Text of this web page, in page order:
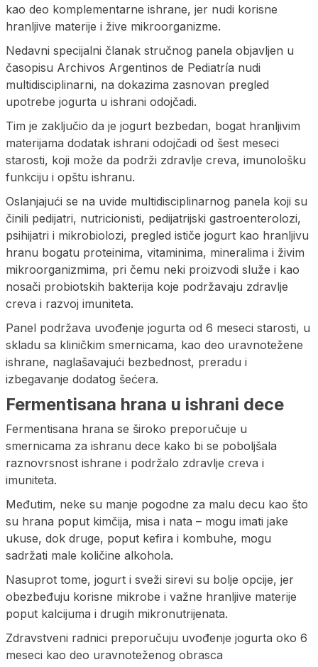
kao deo komplementarne ishrane, jer nudi korisne
hranljive materije i žive mikroorganizme.
Nedavni specijalni članak stručnog panela objavljen u
časopisu Archivos Argentinos de Pediatría nudi
multidisciplinarni, na dokazima zasnovan pregled
upotrebe jogurta u ishrani odojčadi.
Tim je zaključio da je jogurt bezbedan, bogat hranljivim
materijama dodatak ishrani odojčadi od šest meseci
starosti, koji može da podrži zdravlje creva, imunološku
funkciju i opštu ishranu.
Oslanjajući se na uvide multidisciplinarnog panela koji su
činili pedijatri, nutricionisti, pedijatrijski gastroenterolozi,
psihijatri i mikrobiolozi, pregled ističe jogurt kao hranljivu
hranu bogatu proteinima, vitaminima, mineralima i živim
mikroorganizmima, pri čemu neki proizvodi služe i kao
nosači probiotskih bakterija koje podržavaju zdravlje
creva i razvoj imuniteta.
Panel podržava uvođenje jogurta od 6 meseci starosti, u
skladu sa kliničkim smernicama, kao deo uravnotežene
ishrane, naglašavajući bezbednost, preradu i
izbegavanje dodatog šećera.
Fermentisana hrana u ishrani dece
Fermentisana hrana se široko preporučuje u
smernicama za ishranu dece kako bi se poboljšala
raznovrsnost ishrane i podržalo zdravlje creva i
imuniteta.
Međutim, neke su manje pogodne za malu decu kao što
su hrana poput kimčija, misa i nata – mogu imati jake
ukuse, dok druge, poput kefira i kombuhe, mogu
sadržati male količine alkohola.
Nasuprot tome, jogurt i sveži sirevi su bolje opcije, jer
obezbeđuju korisne mikrobe i važne hranljive materije
poput kalcijuma i drugih mikronutrijenata.
Zdravstveni radnici preporučuju uvođenje jogurta oko 6
meseci kao deo uravnoteženog obrasca